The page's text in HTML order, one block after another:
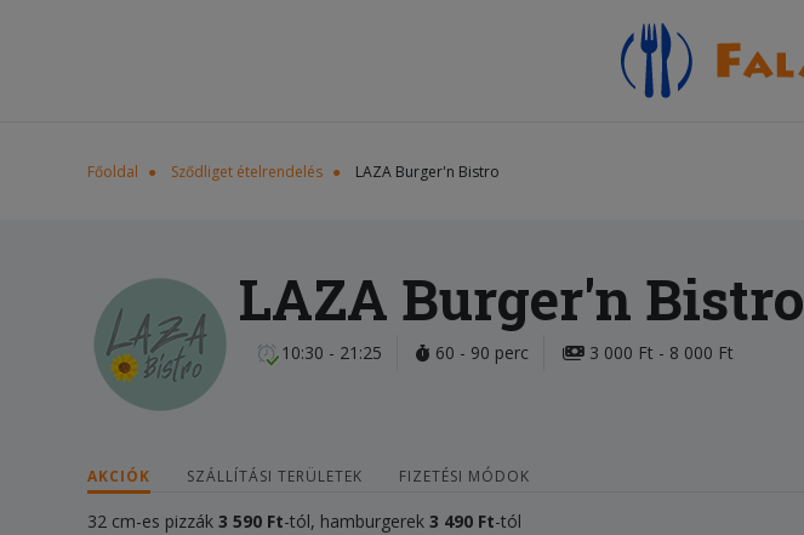
Főoldal Sződliget ételrendelés LAZA Burger'n Bistro
LAZA Burger'n Bistro
10:30 - 21:25 60 - 90 perc 3 000 Ft - 8 000 Ft
AKCIÓK SZÁLLÍTÁSI TERÜLETEK FIZETÉSI MÓDOK
32 cm-es pizzák 3 590 Ft-tól, hamburgerek 3 490 Ft-tól